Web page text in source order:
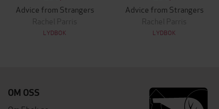
Advice from Strangers
Rachel Parris
LYDBOK
Advice from Strangers
Rachel Parris
LYDBOK
OM OSS